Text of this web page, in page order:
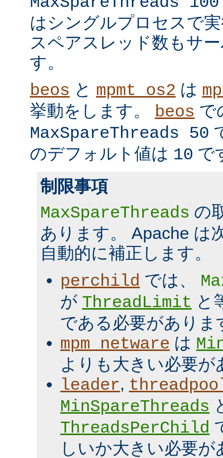
はシングルプロセスで
スペアスレッド数もサ
す。
beos と mpmt_os2 は
挙動をします。 beos で
MaxSpareThreads 50
のデフォルト値は 10 で
制限事項
MaxSpareThreads の
あります。 Apache は
自動的に補正します。
perchild では、
が ThreadLimit と
である必要がありま
mpm_netware は
よりも大きい必要が
leader,
MinSpareThreads
ThreadsPerChild
しいか大きい必要が